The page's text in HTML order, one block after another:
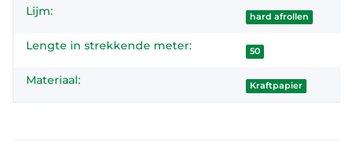
Lijm: hard afrollen
Lengte in strekkende meter: 50
Materiaal: Kraftpapier